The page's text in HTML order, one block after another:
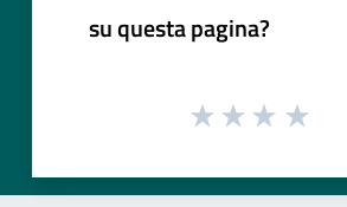
su questa pagina?